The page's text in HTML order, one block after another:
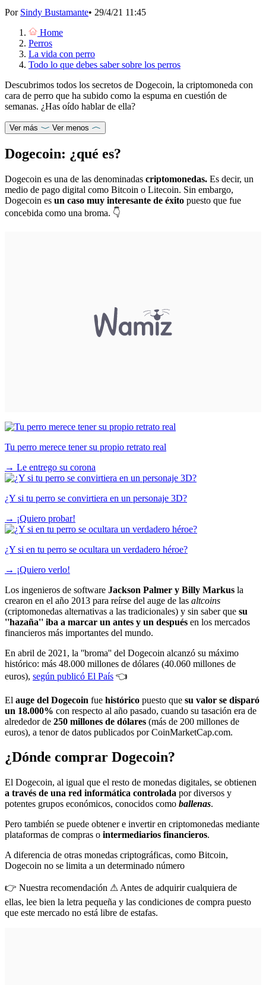
Por Sindy Bustamante• 29/4/21 11:45
Home
Perros
La vida con perro
Todo lo que debes saber sobre los perros
Descubrimos todos los secretos de Dogecoin, la criptomoneda con
cara de perro que ha subido como la espuma en cuestión de
semanas. ¿Has oído hablar de ella?
Ver más Ver menos
Dogecoin: ¿qué es?
Dogecoin es una de las denominadas criptomonedas. Es decir, un
medio de pago digital como Bitcoin o Litecoin. Sin embargo,
Dogecoin es un caso muy interesante de éxito puesto que fue
concebida como una broma. 👇
Tu perro merece tener su propio retrato real
→ Le entrego su corona
¿Y si tu perro se convirtiera en un personaje 3D?
→ ¡Quiero probar!
¿Y si en tu perro se ocultara un verdadero héroe?
→ ¡Quiero verlo!
Los ingenieros de software Jackson Palmer y Billy Markus la
crearon en el año 2013 para reírse del auge de las altcoins
(criptomonedas alternativas a las tradicionales) y sin saber que su
''hazaña'' iba a marcar un antes y un después en los mercados
financieros más importantes del mundo.
En abril de 2021, la ''broma'' del Dogecoin alcanzó su máximo
histórico: más 48.000 millones de dólares (40.060 millones de
euros), según publicó El País 👈
El auge del Dogecoin fue histórico puesto que su valor se disparó
un 18.000% con respecto al año pasado, cuando su tasación era de
alrededor de 250 millones de dólares (más de 200 millones de
euros), a tenor de datos publicados por CoinMarketCap.com.
¿Dónde comprar Dogecoin?
El Dogecoin, al igual que el resto de monedas digitales, se obtienen
a través de una red informática controlada por diversos y
potentes grupos económicos, conocidos como ballenas.
Pero también se puede obtener e invertir en criptomonedas mediante
plataformas de compras o intermediarios financieros.
A diferencia de otras monedas criptográficas, como Bitcoin,
Dogecoin no se limita a un determinado número
👉 Nuestra recomendación ⚠ Antes de adquirir cualquiera de
ellas, lee bien la letra pequeña y las condiciones de compra puesto
que este mercado no está libre de estafas.